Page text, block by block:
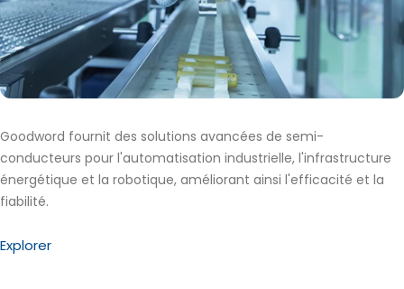
Goodword fournit des solutions avancées de semi-
conducteurs pour l'automatisation industrielle, l'infrastructure
énergétique et la robotique, améliorant ainsi l'efficacité et la
fiabilité.
Explorer